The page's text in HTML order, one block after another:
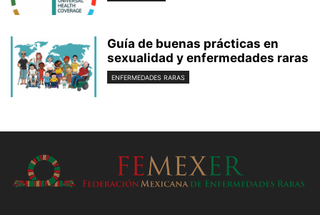
Guía de buenas prácticas en
sexualidad y enfermedades raras
ENFERMEDADES RARAS